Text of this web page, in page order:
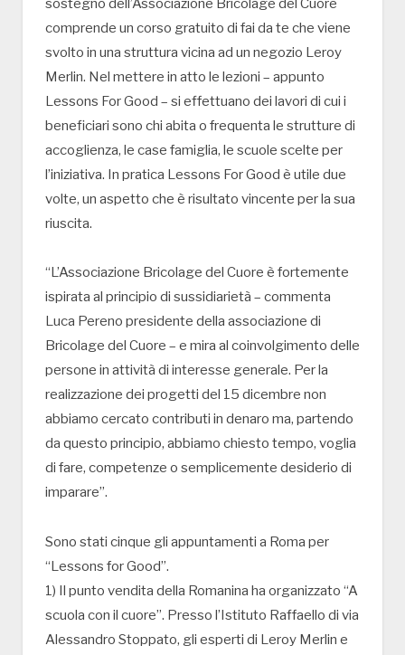
comprende un corso gratuito di fai da te che viene
svolto in una struttura vicina ad un negozio Leroy
Merlin. Nel mettere in atto le lezioni – appunto
Lessons For Good – si effettuano dei lavori di cui i
beneficiari sono chi abita o frequenta le strutture di
accoglienza, le case famiglia, le scuole scelte per
l’iniziativa. In pratica Lessons For Good è utile due
volte, un aspetto che è risultato vincente per la sua
riuscita.
“L’Associazione Bricolage del Cuore è fortemente
ispirata al principio di sussidiarietà – commenta
Luca Pereno presidente della associazione di
Bricolage del Cuore – e mira al coinvolgimento delle
persone in attività di interesse generale. Per la
realizzazione dei progetti del 15 dicembre non
abbiamo cercato contributi in denaro ma, partendo
da questo principio, abbiamo chiesto tempo, voglia
di fare, competenze o semplicemente desiderio di
imparare”.
Sono stati cinque gli appuntamenti a Roma per
“Lessons for Good”.
1) Il punto vendita della Romanina ha organizzato “A
scuola con il cuore”. Presso l’Istituto Raffaello di via
Alessandro Stoppato, gli esperti di Leroy Merlin e